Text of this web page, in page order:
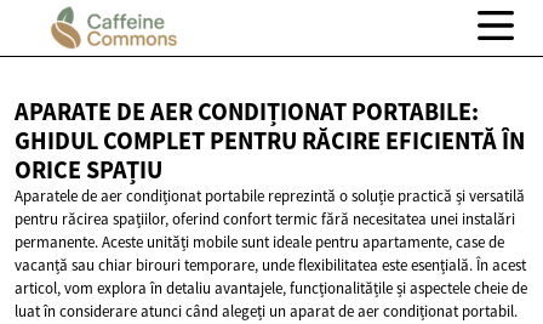
APARATE DE AER CONDIȚIONAT PORTABILE:
GHIDUL COMPLET PENTRU RĂCIRE EFICIENTĂ ÎN
ORICE SPAȚIU
Aparatele de aer condiționat portabile reprezintă o soluție practică și versatilă
pentru răcirea spațiilor, oferind confort termic fără necesitatea unei instalări
permanente. Aceste unități mobile sunt ideale pentru apartamente, case de
vacanță sau chiar birouri temporare, unde flexibilitatea este esențială. În acest
articol, vom explora în detaliu avantajele, funcționalitățile și aspectele cheie de
luat în considerare atunci când alegeți un aparat de aer condiționat portabil.